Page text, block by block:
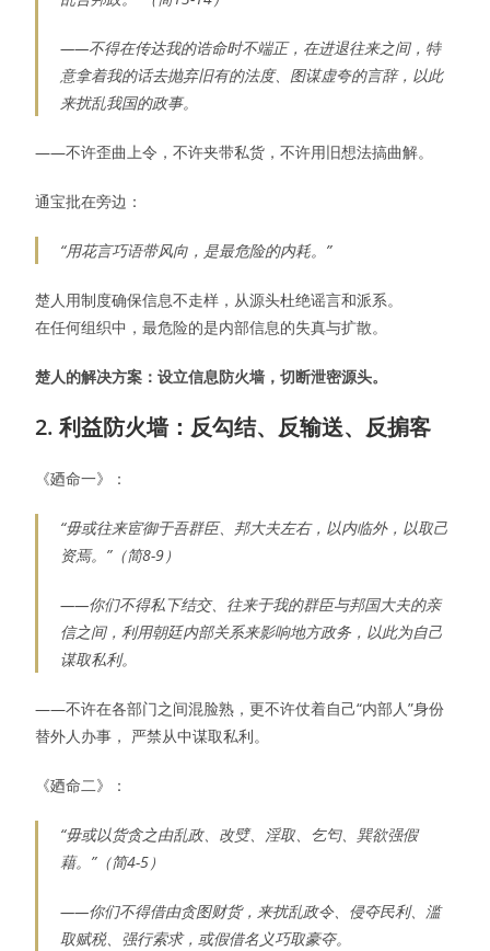
——不得在传达我的诰命时不端正，在进退往来之间，特
意拿着我的话去抛弃旧有的法度、图谋虚夸的言辞，以此
来扰乱我国的政事。
——不许歪曲上令，不许夹带私货，不许用旧想法搞曲解。
通宝批在旁边：
“用花言巧语带风向，是最危险的内耗。”
楚人用制度确保信息不走样，从源头杜绝谣言和派系。
在任何组织中，最危险的是内部信息的失真与扩散。
楚人的解决方案：设立信息防火墙，切断泄密源头。
2. 利益防火墙：反勾结、反输送、反掮客
《廼命一》：
“毋或往来宦御于吾群臣、邦大夫左右，以内临外，以取己
资焉。”（简8-9）
——你们不得私下结交、往来于我的群臣与邦国大夫的亲
信之间，利用朝廷内部关系来影响地方政务，以此为自己
谋取私利。
——不许在各部门之间混脸熟，更不许仗着自己“内部人”身份
替外人办事， 严禁从中谋取私利。
《廼命二》：
“毋或以货贪之由乱政、改䢃、淫取、乞匄、巽欲强假
藉。”（简4-5）
——你们不得借由贪图财货，来扰乱政令、侵夺民利、滥
取赋税、强行索求，或假借名义巧取豪夺。